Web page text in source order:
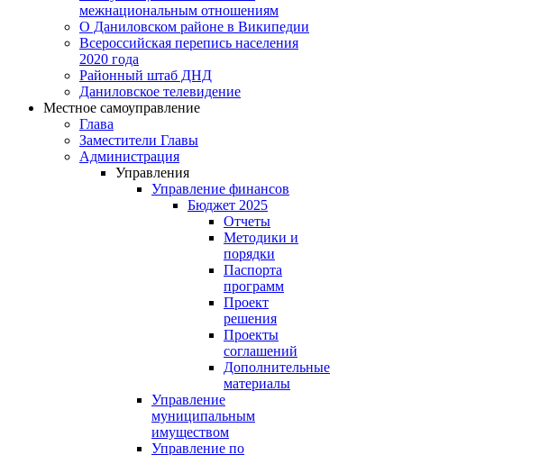
межнациональным отношениям
О Даниловском районе в Википедии
Всероссийская перепись населения
2020 года
Районный штаб ДНД
Даниловское телевидение
Местное самоуправление
Глава
Заместители Главы
Администрация
Управления
Управление финансов
Бюджет 2025
Отчеты
Методики и
порядки
Паспорта
программ
Проект
решения
Проекты
соглашений
Дополнительные
материалы
Управление
муниципальным
имуществом
Управление по